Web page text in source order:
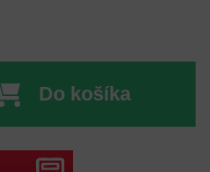
Do košíka